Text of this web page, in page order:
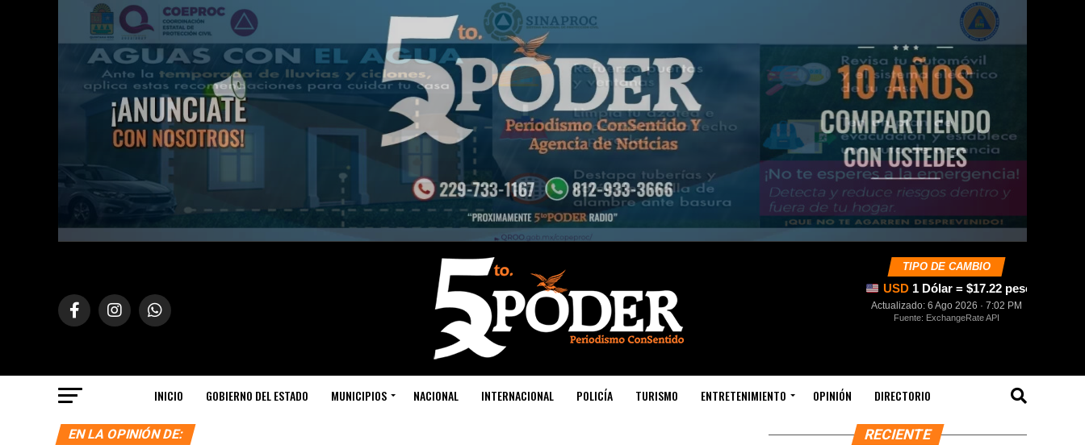
TIPO DE CAMBIO
USD 1 Dólar = $17.22 pesos
Actualizado: 6 Ago 2026 · 7:02 PM
Fuente: ExchangeRate API
INICIO GOBIERNO DEL ESTADO MUNICIPIOS NACIONAL INTERNACIONAL POLICÍA TURISMO ENTRETENIMIENTO OPINIÓN DIRECTORIO
EN LA OPINIÓN DE: RECIENTE